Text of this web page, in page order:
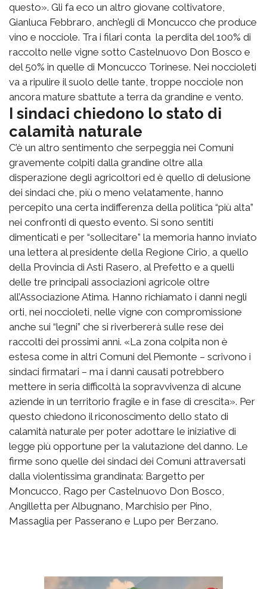
questo». Gli fa eco un altro giovane coltivatore,
Gianluca Febbraro, anch’egli di Moncucco che produce
vino e nocciole. Tra i filari conta la perdita del 100% di
raccolto nelle vigne sotto Castelnuovo Don Bosco e
del 50% in quelle di Moncucco Torinese. Nei noccioleti
va a ripulire il suolo delle tante, troppe nocciole non
ancora mature sbattute a terra da grandine e vento.
I sindaci chiedono lo stato di
calamità naturale
C’è un altro sentimento che serpeggia nei Comuni
gravemente colpiti dalla grandine oltre alla
disperazione degli agricoltori ed è quello di delusione
dei sindaci che, più o meno velatamente, hanno
percepito una certa indifferenza della politica “più alta”
nei confronti di questo evento. Si sono sentiti
dimenticati e per “sollecitare” la memoria hanno inviato
una lettera al presidente della Regione Cirio, a quello
della Provincia di Asti Rasero, al Prefetto e a quelli
delle tre principali associazioni agricole oltre
all’Associazione Atima. Hanno richiamato i danni negli
orti, nei noccioleti, nelle vigne con compromissione
anche sui “legni” che si riverbererà sulle rese dei
raccolti dei prossimi anni. «La zona colpita non è
estesa come in altri Comuni del Piemonte – scrivono i
sindaci firmatari – ma i danni causati potrebbero
mettere in seria difficoltà la sopravvivenza di alcune
aziende in un territorio fragile e in fase di crescita». Per
questo chiedono il riconoscimento dello stato di
calamità naturale per poter adottare le iniziative di
legge più opportune per la valutazione del danno. Le
firme sono quelle dei sindaci dei Comuni attraversati
dalla violentissima grandinata: Bargetto per
Moncucco, Rago per Castelnuovo Don Bosco,
Angilletta per Albugnano, Marchisio per Pino,
Massaglia per Passerano e Lupo per Berzano.